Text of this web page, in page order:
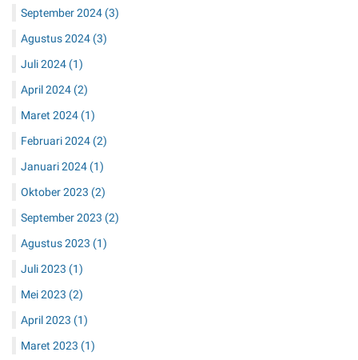
November 2024 (2)
September 2024(3)
Agustus 2024
Juli 2024(1)
April 2024 (2)
Maret 2024(1)
Februari 2024(2)
Januari 2024 (1)
Oktober 2023(2)
September 2023(2)
Agustus 2023
Juli 2023 (1)
Mei 2023(2)
April 2023(1)